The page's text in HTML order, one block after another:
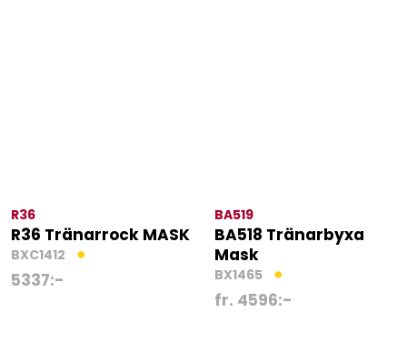
R36
R36 Tränarrock MASK
BXC1412
5337:-
BA519
BA518 Tränarbyxa
Mask
BX1465
fr. 4596:-